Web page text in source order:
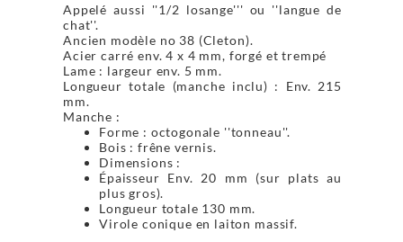
Appelé aussi ''1/2 losange''' ou ''langue de
chat''.
Ancien modèle no 38 (Cleton).
Acier carré env. 4 x 4 mm, forgé et trempé
Lame : largeur env. 5 mm.
Longueur totale (manche inclu) : Env. 215
mm.
Manche :
Forme : octogonale ''tonneau''.
Bois : frêne vernis.
Dimensions :
Épaisseur Env. 20 mm (sur plats au
plus gros).
Longueur totale 130 mm.
Virole conique en laiton massif.